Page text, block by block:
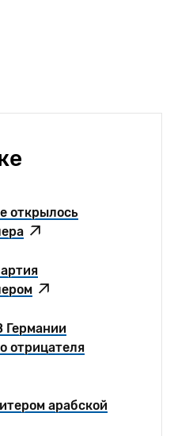
открылось
Германии
отрицателя
арабской